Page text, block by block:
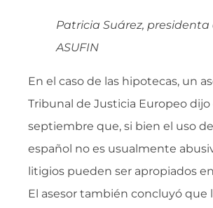
Patricia Suárez, presidenta
ASUFIN
En el caso de las hipotecas, un
Tribunal de Justicia Europeo dijo
septiembre que, si bien el uso
español no es usualmente
litigios pueden ser apropiados
El asesor también concluyó que